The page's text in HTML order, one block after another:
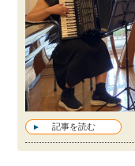
記事を読む